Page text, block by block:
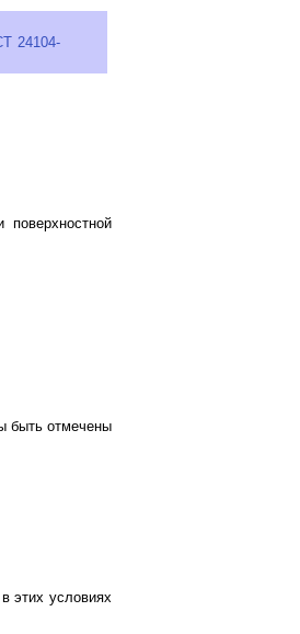
24104-
быть отмечены
этих условиях